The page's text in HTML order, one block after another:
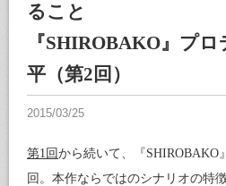
ること
『SHIROBAKO』プ
平（第2回）
第1回から続いて、『SHIROBAKO
回。本作ならではのシナリオの特